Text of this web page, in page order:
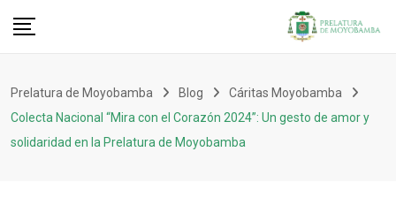
Prelatura de Moyobamba Blog
Cáritas Moyobamba
Colecta Nacional “Mira con el Corazón 2024”: Un gesto de amor y
solidaridad en la Prelatura de Moyobamba